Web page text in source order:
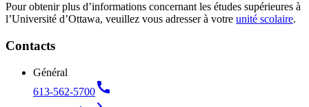
Pour obtenir plus d’informations concernant les études supérieures à
l’Université d’Ottawa, veuillez vous adresser à votre unité scolaire.
Contacts
Général
613-562-5700call